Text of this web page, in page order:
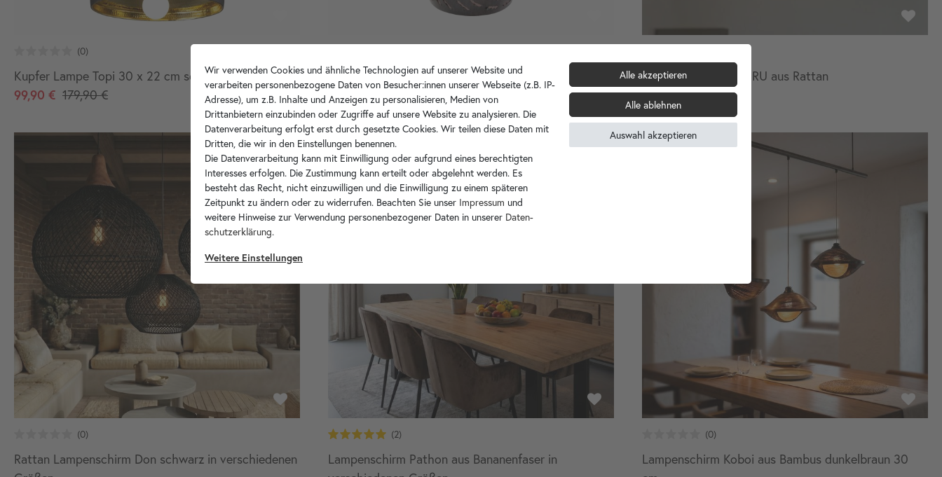
Kupfer Lampe Topi 30 x 22 cm schwarz gold
99,90 € 179,90 €
Kupfer Lampenschirm Longceng
99,90 € 179,90 €
Lampenschirm PELURU aus Rattan
24,90 €
Rattan Lampenschirm Don schwarz in verschiedenen
Lampenschirm Pathon aus Bananenfaser in
Lampenschirm Koboi aus Bambus dunkelbraun 30
Wir verwenden Cookies und ähnliche Technologien auf unserer Website und
verarbeiten personenbezogene Daten von Besucher:innen unserer Webseite (z.B. IP-
Adresse), um z.B. Inhalte und Anzeigen zu personalisieren, Medien von
Drittanbietern einzubinden oder Zugriffe auf unsere Website zu analysieren. Die
Datenverarbeitung erfolgt erst durch gesetzte Cookies. Wir teilen diese Daten mit
Dritten, die wir in den Einstellungen benennen.
Die Datenverarbeitung kann mit Einwilligung oder aufgrund eines berechtigten
Interesses erfolgen. Die Zustimmung kann erteilt oder abgelehnt werden. Es
besteht das Recht, nicht einzuwilligen und die Einwilligung zu einem späteren
Zeitpunkt zu ändern oder zu widerrufen. Beachten Sie unser Impressum und
weitere Hinweise zur Verwendung personenbezogener Daten in unserer Daten­
schutz­erklärung.
Weitere Einstellungen
Alle akzeptieren
Alle ablehnen
Auswahl akzeptieren